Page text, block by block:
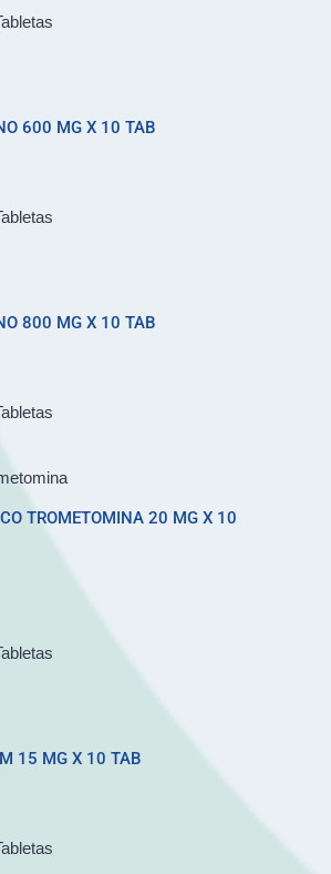
600 MG X 10 TAB
800 MG X 10 TAB
TROMETOMINA 20 MG X 10
15 MG X 10 TAB